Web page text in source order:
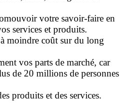
votre savoir-faire en
services et produits.
moindre coût sur du long
vos parts de marché, car
de 20 millions de personnes
produits et des services.